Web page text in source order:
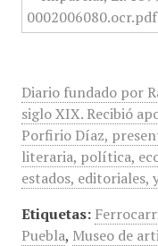
Diario fundado por
siglo XIX. Recibió
Porfirio Díaz,
literaria, política,
estados, editoriales,
Etiquetas:
Puebla, Museo de